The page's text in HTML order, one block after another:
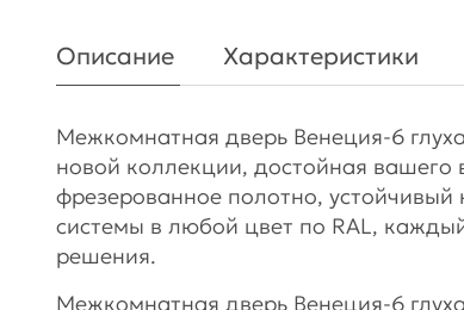
Описание Характеристики
Межкомнатная дверь Венеция-6
новой коллекции, достойная
фрезерованное полотно, устойчивый
системы в любой цвет по RAL,
решения.
Межкомнатная дверь Венеция-6